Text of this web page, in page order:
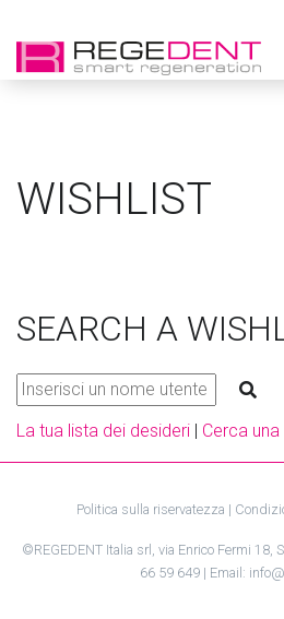
WISHLIST
SEARCH A
La tua lista dei desideri Cerca
Politica sulla riservatezza |
©REGEDENT Italia srl, via Enrico Fermi 18,
66 59 649 | Email: